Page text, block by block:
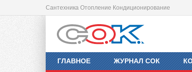
Сантехника Отопление Кондиционирование
ГЛАВНОЕ ЖУРНАЛ СОК